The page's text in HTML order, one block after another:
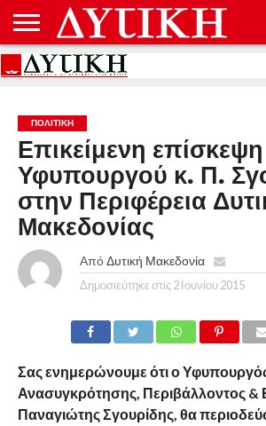
ΑΡΧΙΚΉ
ΕΠΙΚΟΙΝΩΝΊΑ
ΌΡΟΙ
ΠΡΟΣΤΑΣΊΑ
ΠΟΛΙΤΙΚΉ
Επικείμενη επίσκεψη
Υφυπουργού κ. Π.
στην Περιφέρεια
Μακεδονίας
Από Δυτική Μακεδονία
Δημοσιεύτηκε στις 2 Ιουνίου 2015
Σας ενημερώνουμε ότι ο
Ανασυγκρότησης, Περιβάλλοντος &
Παναγιώτης Σγουρίδης, θα